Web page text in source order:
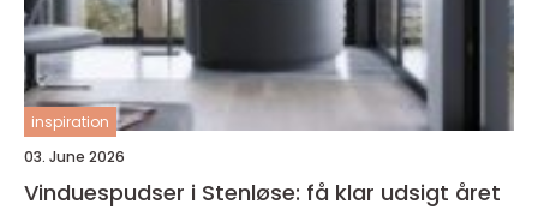
inspiration
03. June 2026
Vinduespudser i Stenløse: få klar udsigt året